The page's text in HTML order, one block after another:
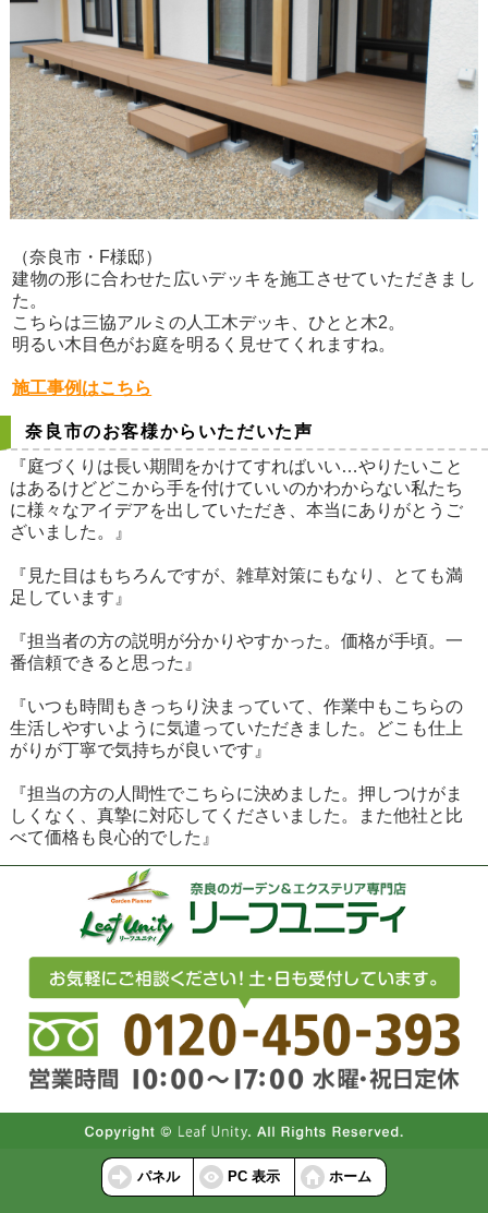
（奈良市・F様邸）
建物の形に合わせた広いデッキを施工させていただきまし
た。
こちらは三協アルミの人工木デッキ、ひとと木2。
明るい木目色がお庭を明るく見せてくれますね。
施工事例はこちら
奈良市のお客様からいただいた声
『庭づくりは長い期間をかけてすればいい…やりたいこと
はあるけどどこから手を付けていいのかわからない私たち
に様々なアイデアを出していただき、本当にありがとうご
ざいました。』
『見た目はもちろんですが、雑草対策にもなり、とても満
足しています』
『担当者の方の説明が分かりやすかった。価格が手頃。一
番信頼できると思った』
『いつも時間もきっちり決まっていて、作業中もこちらの
生活しやすいように気遣っていただきました。どこも仕上
がりが丁寧で気持ちが良いです』
『担当の方の人間性でこちらに決めました。押しつけがま
しくなく、真摯に対応してくださいました。また他社と比
べて価格も良心的でした』
パネル PC 表示 ホーム